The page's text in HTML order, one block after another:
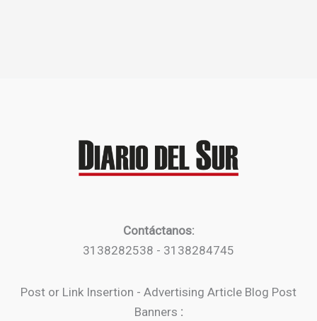
Contáctanos:
3138282538 - 3138284745
Post or Link Insertion - Advertising Article Blog Post
Banners :